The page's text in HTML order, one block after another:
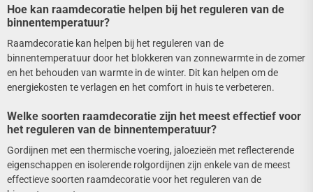
Hoe kan raamdecoratie helpen bij het reguleren van de
binnentemperatuur?
Raamdecoratie kan helpen bij het reguleren van de
binnentemperatuur door het blokkeren van zonnewarmte in de zomer
en het behouden van warmte in de winter. Dit kan helpen om de
energiekosten te verlagen en het comfort in huis te verbeteren.
Welke soorten raamdecoratie zijn het meest effectief voor
het reguleren van de binnentemperatuur?
Gordijnen met een thermische voering, jaloezieën met reflecterende
eigenschappen en isolerende rolgordijnen zijn enkele van de meest
effectieve soorten raamdecoratie voor het reguleren van de